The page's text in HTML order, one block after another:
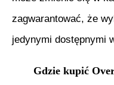
zagwarantować, że
jedynymi dostępnymi
Gdzie kupić